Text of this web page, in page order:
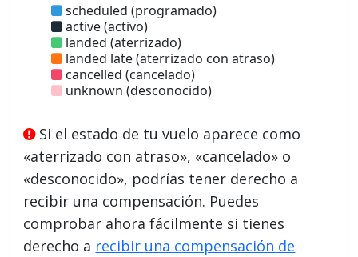
scheduled (programado)
active (activo)
landed (aterrizado)
landed late (aterrizado con atraso)
cancelled (cancelado)
unknown (desconocido)
Si el estado de tu vuelo aparece como
«aterrizado con atraso», «cancelado» o
«desconocido», podrías tener derecho a
recibir una compensación. Puedes
comprobar ahora fácilmente si tienes
derecho a recibir una compensación de